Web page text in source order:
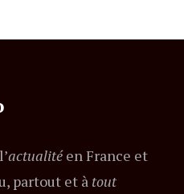
l’actualitéen France et
partout et à tout